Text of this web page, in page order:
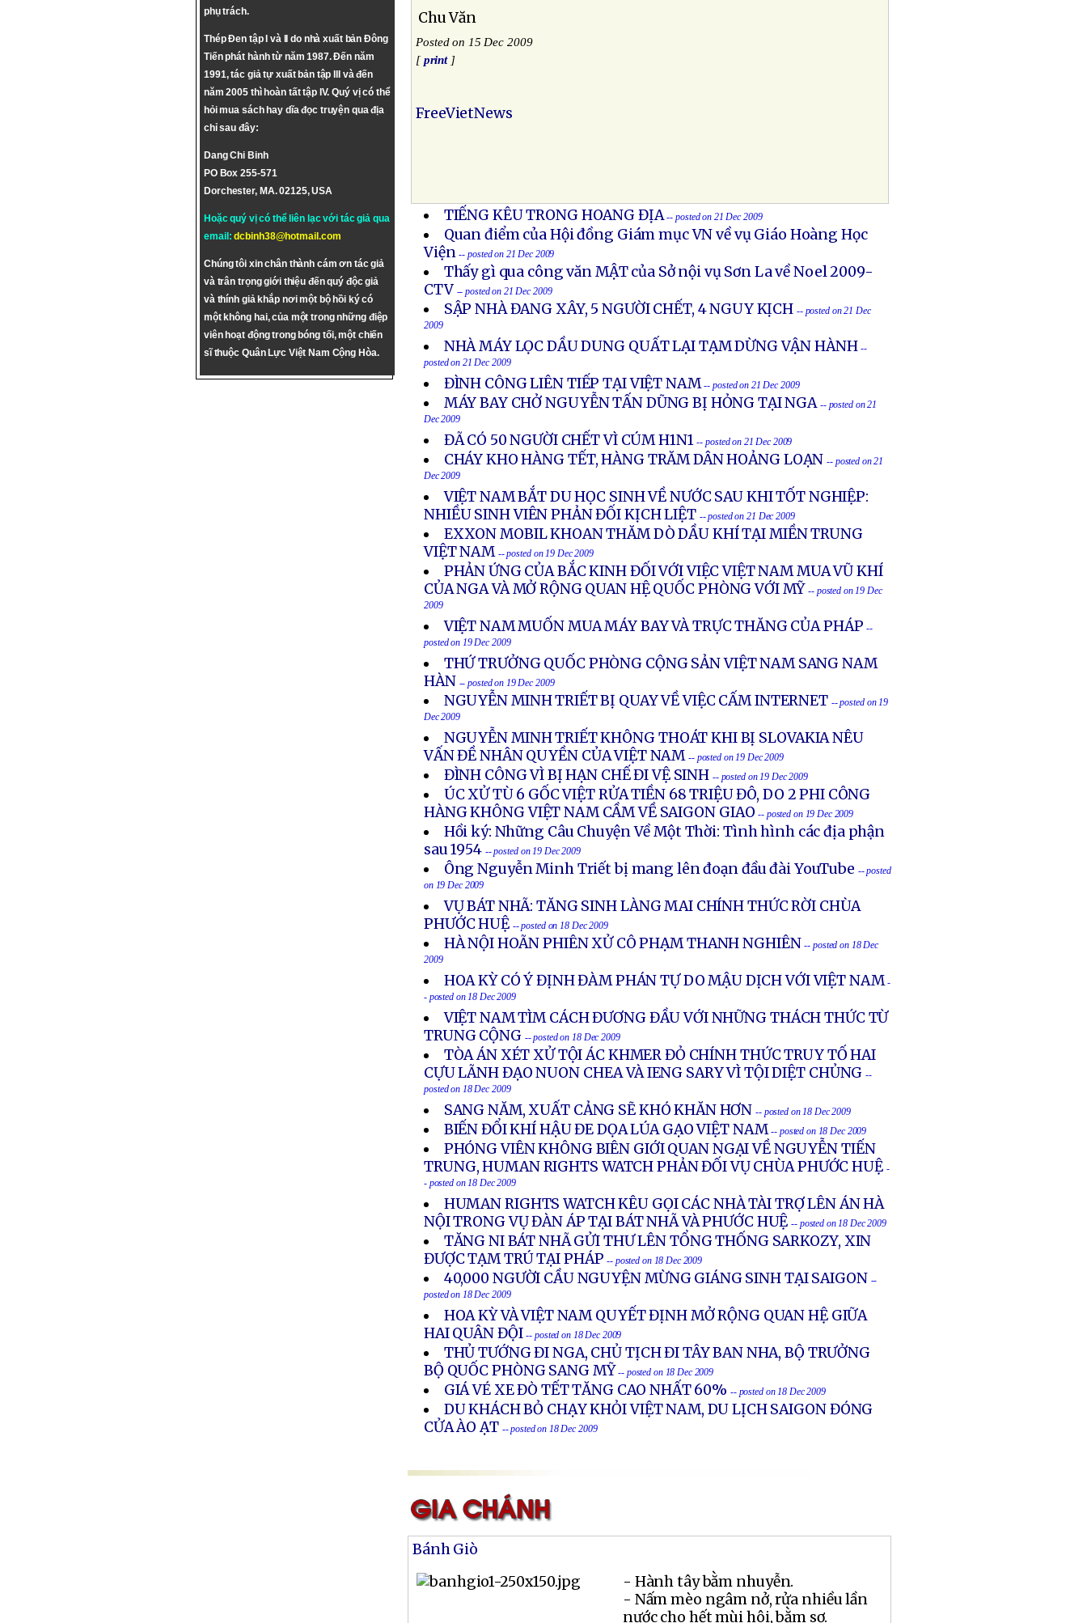
phụ trách.
Thép Đen tập I và II do nhà xuất bản Đông
Tiến phát hành từ năm 1987. Đến năm
1991, tác giả tự xuất bản tập III và đến
năm 2005 thì hoàn tất tập IV. Quý vị có thể
hỏi mua sách hay dĩa đọc truyện qua địa
chỉ sau đây:
Dang Chi Binh
PO Box 255-571
Dorchester, MA. 02125, USA
Hoặc quý vị có thể liên lạc với tác giả qua
email:dcbinh38@hotmail.com
Chúng tôi xin chân thành cám ơn tác giả
và trân trọng giới thiệu đến quý độc giả
và thính giả khắp nơi một bộ hồi ký có
một không hai, của một trong những điệp
viên hoạt động trong bóng tối, một chiến
sĩ thuộc Quân Lực Việt Nam Cộng Hòa.
Chu Văn
Posted on 15 Dec 2009
[print]
FreeVietNews
TIẾNG KÊU TRONG HOANG ĐỊA -- posted on 21 Dec 2009
Quan điểm của Hội đồng Giám mục VN về vụ Giáo Hoàng Học
Viện-- posted on 21 Dec 2009
Thấy gì qua công văn MẬT của Sở nội vụ Sơn La về Noel 2009-
CTV -- posted on 21 Dec 2009
SẬP NHÀ ĐANG XÂY, 5 NGƯỜI CHẾT, 4 NGUY KỊCH -- posted on 21 Dec
2009
NHÀ MÁY LỌC DẦU DUNG QUẤT LẠI TẠM DỪNG VẬN HÀNH --
posted on 21 Dec 2009
ĐÌNH CÔNG LIÊN TIẾP TẠI VIỆT NAM -- posted on 21 Dec 2009
MÁY BAY CHỞ NGUYỄN TẤN DŨNG BỊ HỎNG TẠI NGA -- posted on 21
Dec 2009
ĐÃ CÓ 50 NGƯỜI CHẾT VÌ CÚM H1N1 -- posted on 21 Dec 2009
CHÁY KHO HÀNG TẾT, HÀNG TRĂM DÂN HOẢNG LOẠN -- posted on 21
Dec 2009
VIỆT NAM BẮT DU HỌC SINH VỀ NƯỚC SAU KHI TỐT NGHIỆP:
NHIỀU SINH VIÊN PHẢN ĐỐI KỊCH LIỆT -- posted on 21 Dec 2009
EXXON MOBIL KHOAN THĂM DÒ DẦU KHÍ TẠI MIỀN TRUNG
VIỆT NAM -- posted on 19 Dec 2009
PHẢN ỨNG CỦA BẮC KINH ĐỐI VỚI VIỆC VIỆT NAM MUA VŨ KHÍ
CỦA NGA VÀ MỞ RỘNG QUAN HỆ QUỐC PHÒNG VỚI MỸ -- posted on 19 Dec
2009
VIỆT NAM MUỐN MUA MÁY BAY VÀ TRỰC THĂNG CỦA PHÁP --
posted on 19 Dec 2009
THỨ TRƯỞNG QUỐC PHÒNG CỘNG SẢN VIỆT NAM SANG NAM
HÀN -- posted on 19 Dec 2009
NGUYỄN MINH TRIẾT BỊ QUAY VỀ VIỆC CẤM INTERNET -- posted on 19
Dec 2009
NGUYỄN MINH TRIẾT KHÔNG THOÁT KHI BỊ SLOVAKIA NÊU
VẤN ĐỀ NHÂN QUYỀN CỦA VIỆT NAM -- posted on 19 Dec 2009
ĐÌNH CÔNG VÌ BỊ HẠN CHẾ ĐI VỆ SINH -- posted on 19 Dec 2009
ÚC XỬ TÙ 6 GỐC VIỆT RỬA TIỀN 68 TRIỆU ĐÔ, DO 2 PHI CÔNG
HÀNG KHÔNG VIỆT NAM CẦM VỀ SAIGON GIAO -- posted on 19 Dec 2009
Hồi ký: Những Câu Chuyện Về Một Thời: Tình hình các địa phận
sau 1954 -- posted on 19 Dec 2009
Ông Nguyễn Minh Triết bị mang lên đoạn đầu đài YouTube -- posted
on 19 Dec 2009
VỤ BÁT NHÃ: TĂNG SINH LÀNG MAI CHÍNH THỨC RỜI CHÙA
PHƯỚC HUỆ -- posted on 18 Dec 2009
HÀ NỘI HOÃN PHIÊN XỬ CÔ PHẠM THANH NGHIÊN -- posted on 18 Dec
2009
HOA KỲ CÓ Ý ĐỊNH ĐÀM PHÁN TỰ DO MẬU DỊCH VỚI VIỆT NAM -
- posted on 18 Dec 2009
VIỆT NAM TÌM CÁCH ĐƯƠNG ĐẦU VỚI NHỮNG THÁCH THỨC TỪ
TRUNG CỘNG -- posted on 18 Dec 2009
TÒA ÁN XÉT XỬ TỘI ÁC KHMER ĐỎ CHÍNH THỨC TRUY TỐ HAI
CỰU LÃNH ĐẠO NUON CHEA VÀ IENG SARY VÌ TỘI DIỆT CHỦNG --
posted on 18 Dec 2009
SANG NĂM, XUẤT CẢNG SẼ KHÓ KHĂN HƠN -- posted on 18 Dec 2009
BIẾN ĐỔI KHÍ HẬU ĐE DỌA LÚA GẠO VIỆT NAM -- posted on 18 Dec 2009
PHÓNG VIÊN KHÔNG BIÊN GIỚI QUAN NGẠI VỀ NGUYỄN TIẾN
TRUNG, HUMAN RIGHTS WATCH PHẢN ĐỐI VỤ CHÙA PHƯỚC HUỆ -
- posted on 18 Dec 2009
HUMAN RIGHTS WATCH KÊU GỌI CÁC NHÀ TÀI TRỢ LÊN ÁN HÀ
NỘI TRONG VỤ ĐÀN ÁP TẠI BÁT NHÃ VÀ PHƯỚC HUỆ -- posted on 18 Dec 2009
TĂNG NI BÁT NHÃ GỬI THƯ LÊN TỔNG THỐNG SARKOZY, XIN
ĐƯỢC TẠM TRÚ TẠI PHÁP -- posted on 18 Dec 2009
40,000 NGƯỜI CẦU NGUYỆN MỪNG GIÁNG SINH TẠI SAIGON --
posted on 18 Dec 2009
HOA KỲ VÀ VIỆT NAM QUYẾT ĐỊNH MỞ RỘNG QUAN HỆ GIỮA
HAI QUÂN ĐỘI -- posted on 18 Dec 2009
THỦ TƯỚNG ĐI NGA, CHỦ TỊCH ĐI TÂY BAN NHA, BỘ TRƯỞNG
BỘ QUỐC PHÒNG SANG MỸ -- posted on 18 Dec 2009
GIÁ VÉ XE ĐÒ TẾT TĂNG CAO NHẤT 60% -- posted on 18 Dec 2009
DU KHÁCH BỎ CHẠY KHỎI VIỆT NAM, DU LỊCH SAIGON ĐÓNG
CỬA ÀO ẠT -- posted on 18 Dec 2009
Bánh Giò
- Hành tây bằm nhuyễn.
- Nấm mèo ngâm nở, rửa nhiều lần
nước cho hết mùi hôi, bằm sơ.